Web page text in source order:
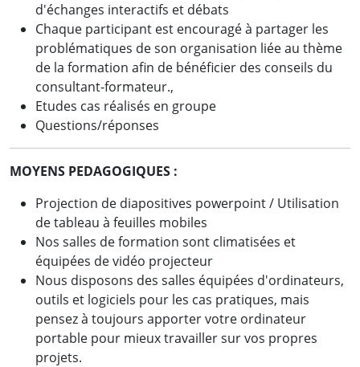
d'échanges interactifs et débats
Chaque participant est encouragé à partager les
problématiques de son organisation liée au thème
de la formation afin de bénéficier des conseils du
consultant-formateur.,
Etudes cas réalisés en groupe
Questions/réponses
MOYENS PEDAGOGIQUES :
Projection de diapositives powerpoint / Utilisation
de tableau à feuilles mobiles
Nos salles de formation sont climatisées et
équipées de vidéo projecteur
Nous disposons des salles équipées d'ordinateurs,
outils et logiciels pour les cas pratiques, mais
pensez à toujours apporter votre ordinateur
portable pour mieux travailler sur vos propres
projets.